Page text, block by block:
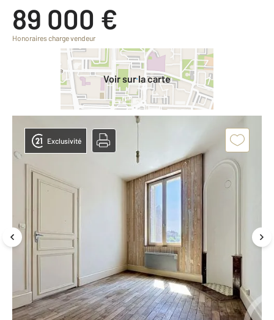
89 000 €
Honoraires charge vendeur
Voir sur la carte
Exclusivité